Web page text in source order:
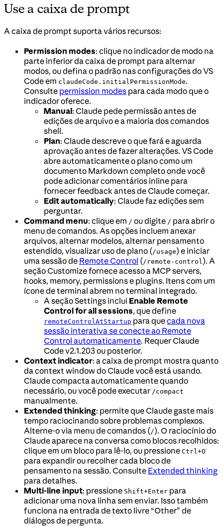
Use a caixa de prompt
A caixa de prompt suporta vários recursos:
Permission modes: clique no indicador de modo na
parte inferior da caixa de prompt para alternar
modos, ou defina o padrão nas configurações do VS
Code em claudeCode.initialPermissionMode.
Consulte permission modes para cada modo que o
indicador oferece.
Manual: Claude pede permissão antes de
edições de arquivo e a maioria dos comandos
shell.
Plan: Claude descreve o que fará e aguarda
aprovação antes de fazer alterações. VS Code
abre automaticamente o plano como um
documento Markdown completo onde você
pode adicionar comentários inline para
fornecer feedback antes de Claude começar.
Edit automatically: Claude faz edições sem
perguntar.
Command menu: clique em / ou digite / para abrir o
menu de comandos. As opções incluem anexar
arquivos, alternar modelos, alternar pensamento
estendido, visualizar uso de plano (/usage) e iniciar
uma sessão de Remote Control (/remote-control ). A
seção Customize fornece acesso a MCP servers,
hooks, memory, permissions e plugins. Itens com um
ícone de terminal abrem no terminal integrado.
A seção Settings inclui Enable Remote
Control for all sessions, que define
remoteControlAtStartup para quecada nova
sessão interativa se conecte ao Remote
Control automaticamente. Requer Claude
Code v2.1.203 ou posterior.
Context indicator: a caixa de prompt mostra quanto
da context window do Claude você está usando.
Claude compacta automaticamente quando
necessário, ou você pode executar /compact
manualmente.
Extended thinking: permite que Claude gaste mais
tempo raciocinando sobre problemas complexos.
Alterne-o via menu de comandos (/). O raciocínio do
Claude aparece na conversa como blocos recolhidos:
clique em um bloco para lê-lo, ou pressione Ctrl+O
para expandir ou recolher cada bloco de
pensamento na sessão. Consulte Extended thinking
para detalhes.
Multi-line input: pressione Shift+Enter para
adicionar uma nova linha sem enviar. Isso também
funciona na entrada de texto livre “Other” de
diálogos de pergunta.